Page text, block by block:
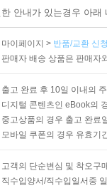
안내가 있는경우 아
마이페이지 > 반품/교환 신
판매자 배송 상품은 판매자
출고 완료 후 10일 이내의
디지털 콘텐츠인 eBook의
중고상품의 경우 출고 완료
모바일 쿠폰의 경우 유효기
고객의 단순변심 및 착오구
직수입양서/직수입일서중